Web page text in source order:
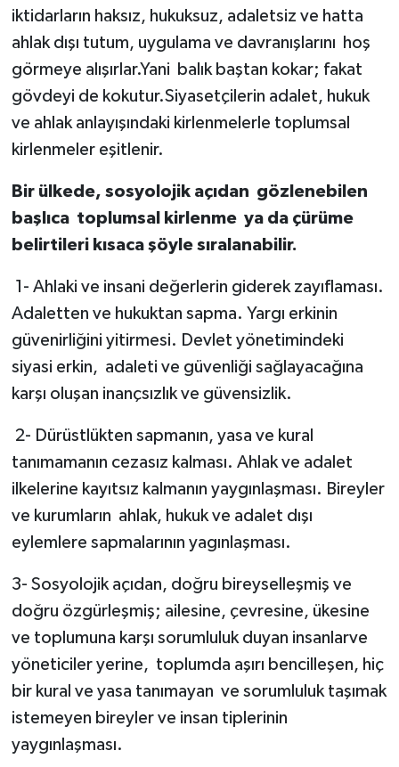
iktidarların haksız, hukuksuz, adaletsiz ve hatta
ahlak dışı tutum, uygulama ve davranışlarını hoş
görmeye alışırlar.Yani balık baştan kokar; fakat
gövdeyi de kokutur.Siyasetçilerin adalet, hukuk
ve ahlak anlayışındaki kirlenmelerle toplumsal
kirlenmeler eşitlenir.
Bir ülkede, sosyolojik açıdan gözlenebilen
başlıca toplumsal kirlenme ya da çürüme
belirtileri kısaca şöyle sıralanabilir.
1- Ahlaki ve insani değerlerin giderek zayıflaması.
Adaletten ve hukuktan sapma. Yargı erkinin
güvenirliğini yitirmesi. Devlet yönetimindeki
siyasi erkin, adaleti ve güvenliği sağlayacağına
karşı oluşan inançsızlık ve güvensizlik.
2- Dürüstlükten sapmanın, yasa ve kural
tanımamanın cezasız kalması. Ahlak ve adalet
ilkelerine kayıtsız kalmanın yaygınlaşması. Bireyler
ve kurumların ahlak, hukuk ve adalet dışı
eylemlere sapmalarının yagınlaşması.
3- Sosyolojik açıdan, doğru bireyselleşmiş ve
doğru özgürleşmiş; ailesine, çevresine, ükesine
ve toplumuna karşı sorumluluk duyan insanlarve
yöneticiler yerine, toplumda aşırı bencilleşen, hiç
bir kural ve yasa tanımayan ve sorumluluk taşımak
istemeyen bireyler ve insan tiplerinin
yaygınlaşması.